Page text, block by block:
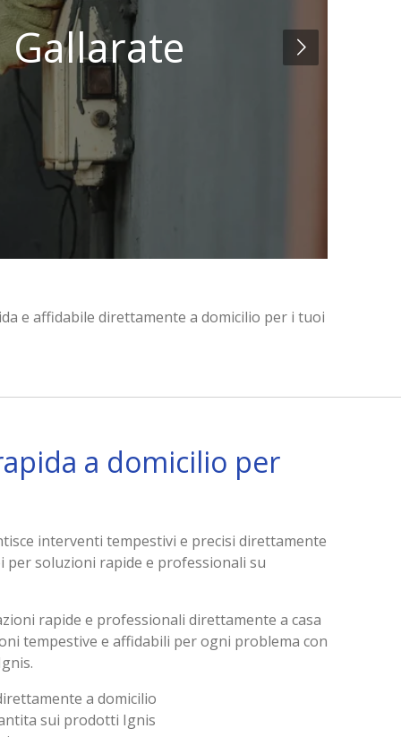
Gallarate
e affidabile direttamente a domicilio per i tuoi
a domicilio per
interventi tempestivi e precisi direttamente
per soluzioni rapide e professionali su
rapide e professionali direttamente a casa
tempestive e affidabili per ogni problema con
a domicilio
sui prodotti Ignis